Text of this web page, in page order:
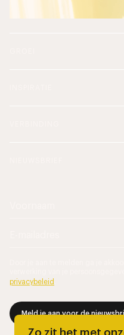
privacybeleid
Meld je aan voor de